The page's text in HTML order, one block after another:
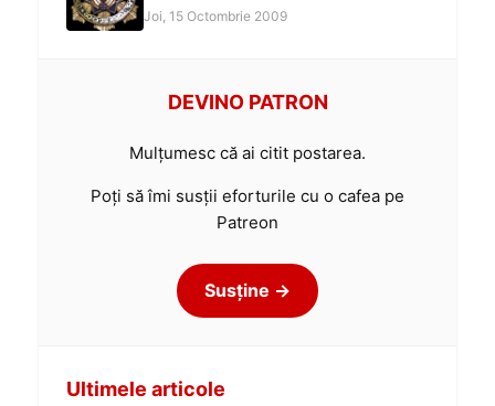
Joi, 15 Octombrie 2009
DEVINO PATRON
Mulțumesc că ai citit postarea.
Poți să îmi susții eforturile cu o cafea pe
Patreon
Susține →
Ultimele articole